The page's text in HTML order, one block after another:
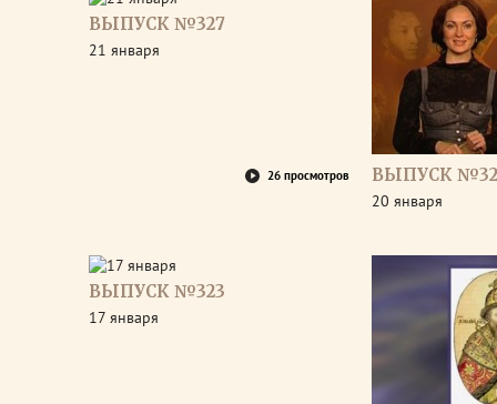
ВЫПУСК №327
26 просмотров
21 января
ВЫПУСК
20 января
ВЫПУСК №323
17 января